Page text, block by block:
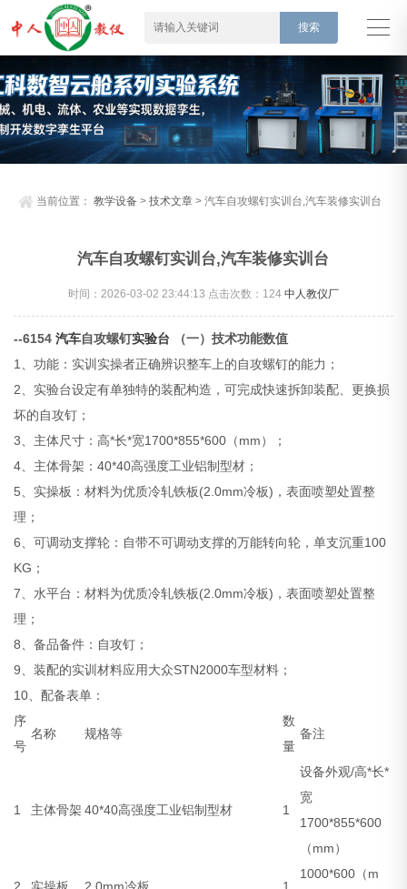
当前位置：教学设备 >技术文章 > 汽车自攻螺钉实训台,汽车装修实训台
汽车自攻螺钉实训台,汽车装修实训台
时间：2026-03-02 23:44:13 点击次数： 124 中人教仪厂
--6154汽车自攻螺钉实验台
（一）技术功能数值
1、功能：实训实操者正确辨识整车上的自攻螺钉的能力；
2、实验台设定有单独特的装配构造，可完成快速拆卸装配、更换损
坏的自攻钉；
3、主体尺寸：高*长*宽1700*855*600（mm）；
4、主体骨架：40*40高强度工业铝制型材；
5、实操板：材料为优质冷轧铁板(2.0mm冷板)，表面喷塑处置整
理；
6、可调动支撑轮：自带不可调动支撑的万能转向轮，单支沉重100
KG；
7、水平台：材料为优质冷轧铁板(2.0mm冷板)，表面喷塑处置整
理；
8、备品备件：自攻钉；
9、装配的实训材料应用大众STN2000车型材料；
10、配备表单：
序
号
名称 规格等
数
量
备注
1 主体骨架 40*40高强度工业铝制型材 1
设备外观/高*长*
宽
1700*855*600
（mm）
1000*600（m